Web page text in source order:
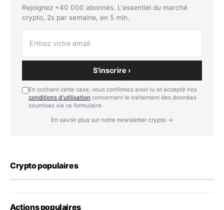
Rejoignez +40 000 abonnés. L'essentiel du marché
crypto, 2x par semaine, en 5 min.
S'inscrire ›
En cochant cette case, vous confirmez avoir lu et accepté nos
conditions d'utilisation concernant le traitement des données
soumises via ce formulaire.
En savoir plus sur notre newsletter crypto →
Crypto populaires
Actions populaires